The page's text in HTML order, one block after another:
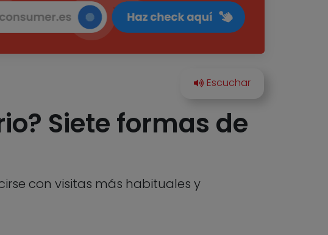
Siete formas de
con visitas más habituales y